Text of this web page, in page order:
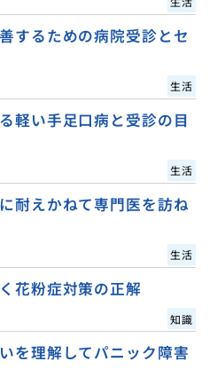
するための病院受診とセ
生活
軽い手足口病と受診の目
生活
耐えかねて専門医を訪ね
生活
花粉症対策の正解
知識
を理解してパニック障害